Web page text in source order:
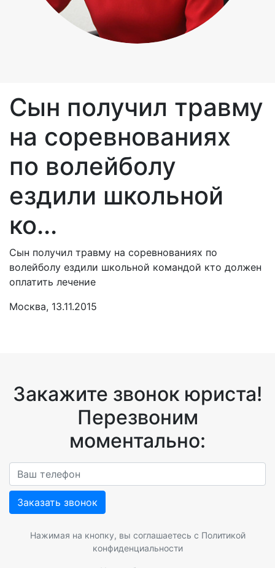
Сын получил травму
на соревнованиях
по волейболу
ездили школьной
ко...
Сын получил травму на соревнованиях по
волейболу ездили школьной командой кто должен
оплатить лечение
Москва, 13.11.2015
Закажите звонок юриста!
Перезвоним
моментально:
Заказать звонок
Нажимая на кнопку, вы соглашаетесь с Политикой
конфиденциальности